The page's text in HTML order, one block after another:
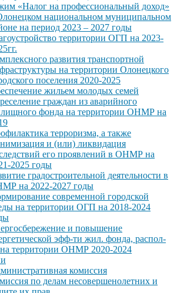
«Налог на профессиональный доход»
национальном муниципальном
на период 2023 – 2027 годы
территории ОГП на 2023-
развития транспортной
на территории Олонецкого
поселения 2020-2025
жильем молодых семей
граждан из аварийного
фонда на территории ОНМР на
терроризма, а также
и (или) ликвидация
его проявлений в ОНМР на
2025 годы
градостроительной деятельности в
на 2022-2027 годы
современной городской
на территории ОГП на 2018-2024
и повышение
эфф-ти жил. фонда, распол-
территории ОНМР 2020-2024
комиссия
по делам несовершенолетних и